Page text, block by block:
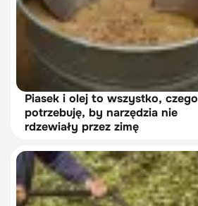
Piasek i olej to wszystko, czego
potrzebuję, by narzędzia nie
rdzewiały przez zimę